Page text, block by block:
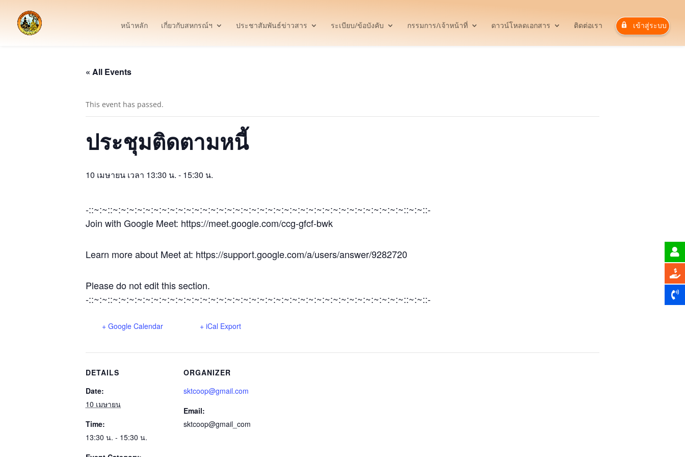
หน้าหลัก เกี่ยวกับสหกรณ์ฯ ประชาสัมพันธ์ข่าวสาร ระเบียบ/ข้อบังคับ กรรมการ/เจ้าหน้าที่ ดาวน์โหลดเอกสาร ติดต่อเรา เข้าสู่ระบบ
« All Events
This event has passed.
ประชุมติดตามหนี้
10 เมษายน เวลา 13:30 น. - 15:30 น.
-::~:~::~:~:~:~:~:~:~:~:~:~:~:~:~:~:~:~:~:~:~:~:~:~:~:~:~:~:~:~:~:~:~:~:~:~:~:~::~:~::-
Join with Google Meet: https://meet.google.com/ccg-gfcf-bwk
Learn more about Meet at: https://support.google.com/a/users/answer/9282720
Please do not edit this section.
-::~:~::~:~:~:~:~:~:~:~:~:~:~:~:~:~:~:~:~:~:~:~:~:~:~:~:~:~:~:~:~:~:~:~:~:~:~:~::~:~::-
+ Google Calendar + iCal Export
DETAILS
Date:
10 เมษายน
Time:
13:30 น. - 15:30 น.
ORGANIZER
sktcoop@gmail.com
Email:
sktcoop@gmail_com